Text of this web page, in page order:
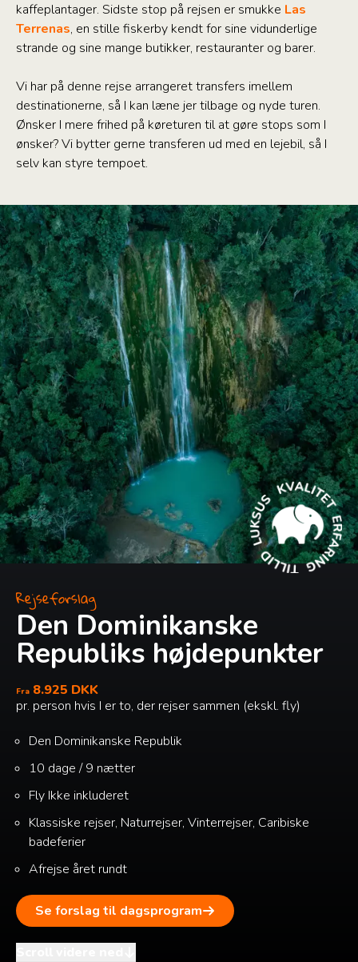
kaffeplantager. Sidste stop på rejsen er smukke Las
Terrenas, en stille fiskerby kendt for sine vidunderlige
strande og sine mange butikker, restauranter og barer.
Vi har på denne rejse arrangeret transfers imellem
destinationerne, så I kan læne jer tilbage og nyde turen.
Ønsker I mere frihed på køreturen til at gøre stops som I
ønsker? Vi bytter gerne transferen ud med en lejebil, så I
selv kan styre tempoet.
Rejseforslag
Den Dominikanske
Republiks højdepunkter
Fra 8.925 DKK
pr. person hvis I er to, der rejser sammen (ekskl. fly)
Den Dominikanske Republik
10 dage / 9 nætter
Fly Ikke inkluderet
Klassiske rejser, Naturrejser, Vinterrejser, Caribiske
badeferier
Afrejse året rundt
Se forslag til dagsprogram